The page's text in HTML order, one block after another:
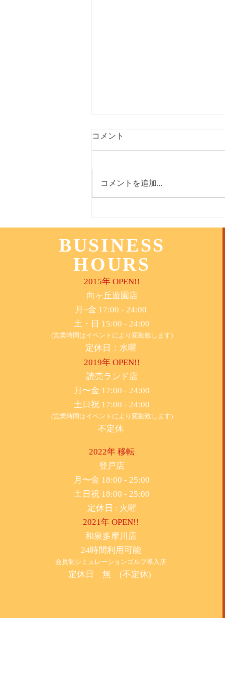
３月３１日 遊園店
コメント
コメントを追加…
BUSINESS
HOURS
2015年 OPEN!!
​向ヶ丘遊園店
月~金 17:00 - 24:00
土・日 15:00 - 24:00
(営業時間はイベントにより変動致します)
定休日：水曜
2019年 OPEN!!
​読売ランド店
月〜金 17:00 - 24:00
土日祝 17:00 - 24:00
(営業時間はイベントにより変動致します)
不定休
2022年 移転
​登戸店
月〜金 18:00 - 25:00
土日祝 18:00 - 25:00
​定休日 : 火曜
2021年 OPEN!!
​和泉多摩川店
24時間利用可能
​会員制シミュレーションゴルフ導入店
定休日 無 (不定休)